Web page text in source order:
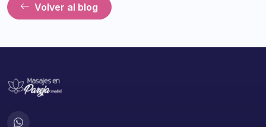
Volver al blog